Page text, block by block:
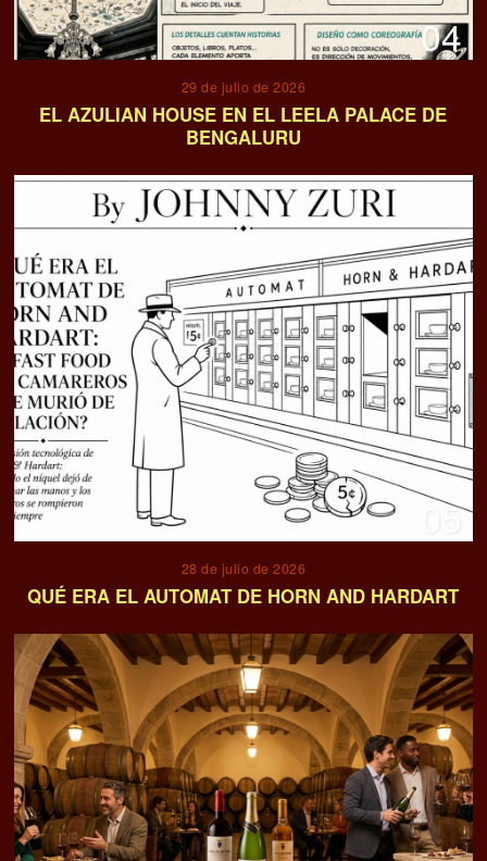
04
29 de julio de 2026
EL AZULIAN HOUSE EN EL LEELA PALACE DE
BENGALURU
05
28 de julio de 2026
QUÉ ERA EL AUTOMAT DE HORN AND HARDART